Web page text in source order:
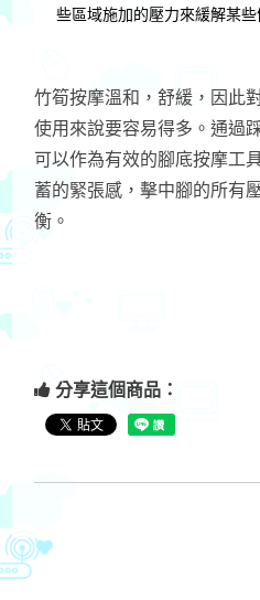
些區域施加的壓力來緩解某些
竹筍按摩溫和，舒緩，因此
使用來說要容易得多。通過
可以作為有效的腳底按摩工
蓄的緊張感，擊中腳的所有
衡。
分享這個商品：